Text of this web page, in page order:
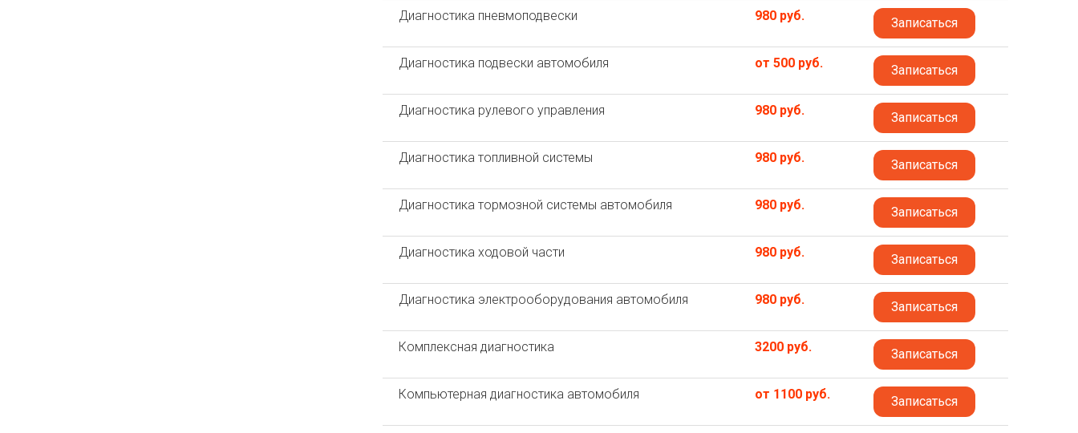
Диагностика пневмоподвески 980 руб. Записаться
Диагностика подвески автомобиля от 500 руб. Записаться
Диагностика рулевого управления 980 руб. Записаться
Диагностика топливной системы 980 руб. Записаться
Диагностика тормозной системы автомобиля 980 руб. Записаться
Диагностика ходовой части 980 руб. Записаться
Диагностика электрооборудования автомобиля 980 руб. Записаться
Комплексная диагностика 3200 руб. Записаться
Компьютерная диагностика автомобиля от 1100 руб. Записаться